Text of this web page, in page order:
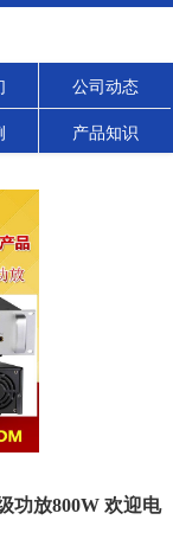
公司动态
产品知识
功放800W 欢迎电